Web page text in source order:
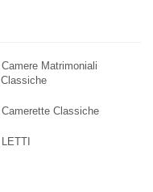
Camere Matrimoniali
Classiche
Camerette Classiche
LETTI